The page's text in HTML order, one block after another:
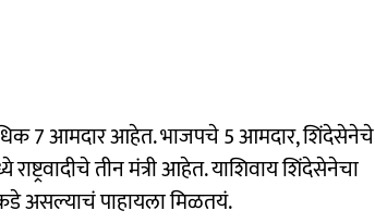
7 आमदार आहेत. भाजपचे 5 आमदार, शिंदेसेनेचे
तीन मंत्री आहेत. याशिवाय शिंदेसेनेचा
असल्याचं पाहायला मिळतयं.